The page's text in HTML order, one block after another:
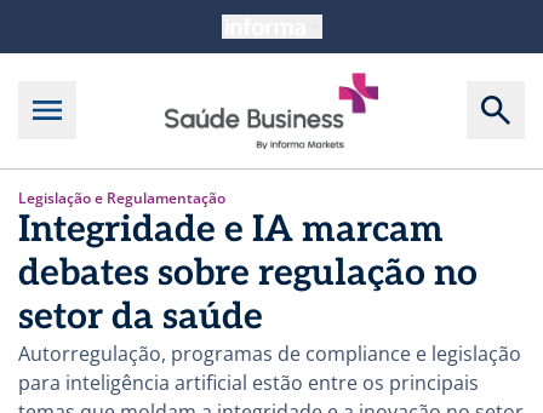
Legislação e Regulamentação
Integridade e IA marcam
debates sobre regulação no
setor da saúde
Autorregulação, programas de compliance e legislação
para inteligência artificial estão entre os principais